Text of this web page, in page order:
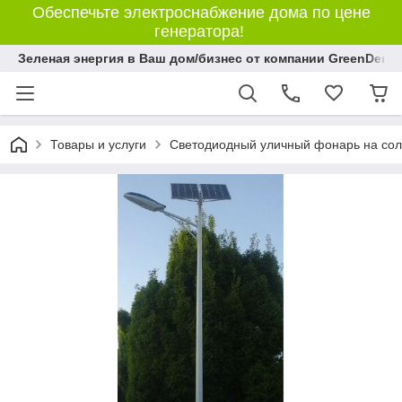
Обеспечьте электроснабжение дома по цене
генератора!
Зеленая энергия в Ваш дом/бизнес от компании GreenDem!
Товары и услуги Светодиодный уличный фонарь на